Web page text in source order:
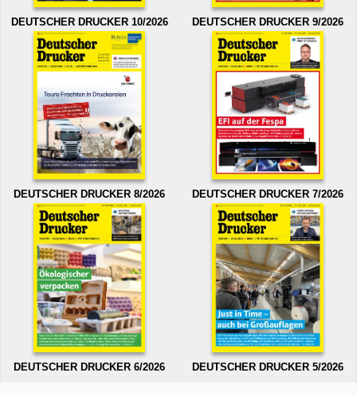
DEUTSCHER DRUCKER 10/2026 DEUTSCHER DRUCKER 9/2026
DEUTSCHER DRUCKER 8/2026 DEUTSCHER DRUCKER 7/2026
DEUTSCHER DRUCKER 6/2026 DEUTSCHER DRUCKER 5/2026